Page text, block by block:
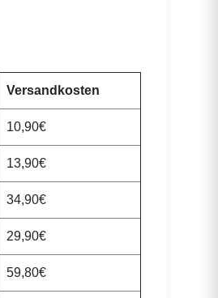
Versandkosten
10,90€
13,90€
34,90€
29,90€
59,80€